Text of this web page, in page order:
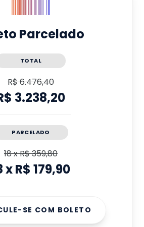
Parcelado
TOTAL
R$ 6.476,40
3.238,20
PARCELADO
18xR$ 359,80
xR$ 179,90
SE COM BOLETO